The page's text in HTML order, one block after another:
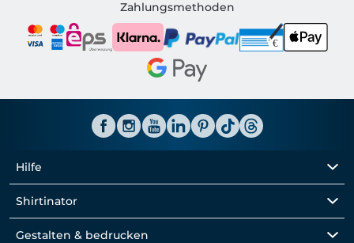
Shirtinator AT
Zahlungsmethoden
Hilfe
Shirtinator
Gestalten & bedrucken